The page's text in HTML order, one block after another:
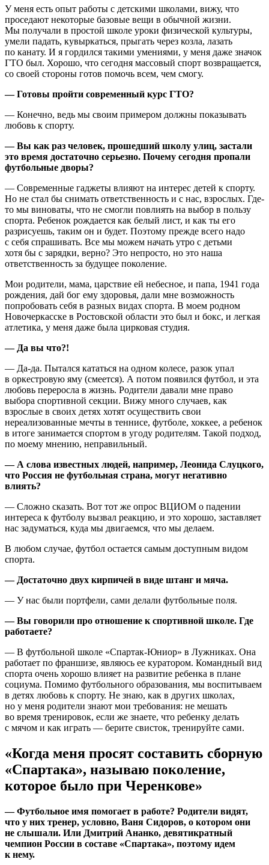
У меня есть опыт работы с детскими школами, вижу, что
проседают некоторые базовые вещи в обычной жизни.
Мы получали в простой школе уроки физической культуры,
умели падать, кувыркаться, прыгать через козла, лазать
по канату. И я гордился такими умениями, у меня даже значок
ГТО был. Хорошо, что сегодня массовый спорт возвращается,
со своей стороны готов помочь всем, чем смогу.
— Готовы пройти современный курс ГТО?
— Конечно, ведь мы своим примером должны показывать
любовь к спорту.
— Вы как раз человек, прошедший школу улиц, застали
это время достаточно серьезно. Почему сегодня пропали
футбольные дворы?
— Современные гаджеты влияют на интерес детей к спорту.
Но не стал бы снимать ответственность и с нас, взрослых. Где-
то мы виноваты, что не смогли повлиять на выбор в пользу
спорта. Ребенок рождается как белый лист, и как ты его
разрисуешь, таким он и будет. Поэтому прежде всего надо
с себя спрашивать. Все мы можем начать утро с детьми
хотя бы с зарядки, верно? Это непросто, но это наша
ответственность за будущее поколение.
Мои родители, мама, царствие ей небесное, и папа, 1941 года
рождения, дай бог ему здоровья, дали мне возможность
попробовать себя в разных видах спорта. В моем родном
Новочеркасске в Ростовской области это был и бокс, и легкая
атлетика, у меня даже была цирковая студия.
— Да вы что?!
— Да-да. Пытался кататься на одном колесе, разок упал
в оркестровую яму (смеется). А потом появился футбол, и эта
любовь переросла в жизнь. Родители давали мне право
выбора спортивной секции. Вижу много случаев, как
взрослые в своих детях хотят осуществить свои
нереализованные мечты в теннисе, футболе, хоккее, а ребенок
в итоге занимается спортом в угоду родителям. Такой подход,
по моему мнению, неправильный.
— А слова известных людей, например, Леонида Слуцкого,
что Россия не футбольная страна, могут негативно
влиять?
— Сложно сказать. Вот тот же опрос ВЦИОМ о падении
интереса к футболу вызвал реакцию, и это хорошо, заставляет
нас задуматься, куда мы двигаемся, что мы делаем.
В любом случае, футбол остается самым доступным видом
спорта.
— Достаточно двух кирпичей в виде штанг и мяча.
— У нас были портфели, сами делали футбольные поля.
— Вы говорили про отношение к спортивной школе. Где
работаете?
— В футбольной школе «Спартак-Юниор» в Лужниках. Она
работает по франшизе, являюсь ее куратором. Командный вид
спорта очень хорошо влияет на развитие ребенка в плане
социума. Помимо футбольного образования, мы воспитываем
в детях любовь к спорту. Не знаю, как в других школах,
но у меня родители знают мои требования: не мешать
во время тренировок, если же знаете, что ребенку делать
с мячом и как играть — берите свисток, тренируйте сами.
«Когда меня просят составить сборную
«Спартака», называю поколение,
которое было при Черенкове»
— Футбольное имя помогает в работе? Родители видят,
что у них тренер, условно, Ваня Сидоров, о котором они
не слышали. Или Дмитрий Ананко, девятикратный
чемпион России в составе «Спартака», поэтому идем
к нему.